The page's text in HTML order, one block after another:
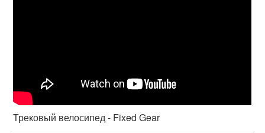
Трековый велосипед - Fixed Gear